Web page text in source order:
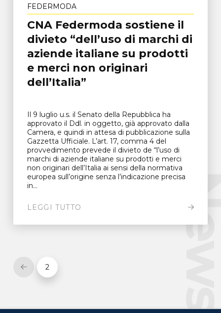
FEDERMODA
CNA Federmoda sostiene il
divieto “dell’uso di marchi di
aziende italiane su prodotti
e merci non originari
dell’Italia”
Il 9 luglio u.s. il Senato della Repubblica ha
approvato il Ddl. in oggetto, già approvato dalla
Camera, e quindi in attesa di pubblicazione sulla
Gazzetta Ufficiale. L’art. 17, comma 4 del
provvedimento prevede il divieto de “l’uso di
marchi di aziende italiane su prodotti e merci
non originari dell’Italia ai sensi della normativa
europea sull’origine senza l’indicazione precisa
in...
LEGGI TUTTO
Prev 2